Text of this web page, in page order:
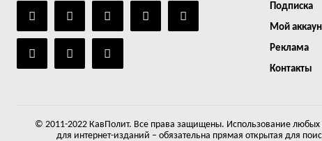
Подписка
Мой
Реклама
Контакты
© 2011-2022 КавПолит. Все права защищены. Использование
для интернет-изданий – обязательна прямая открытая для